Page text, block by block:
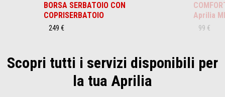
BORSA SERBATOIO CON
COPRISERBATOIO
249 €
Aprilia
99 €
Scopri tutti i servizi disponibili per
la tua Aprilia